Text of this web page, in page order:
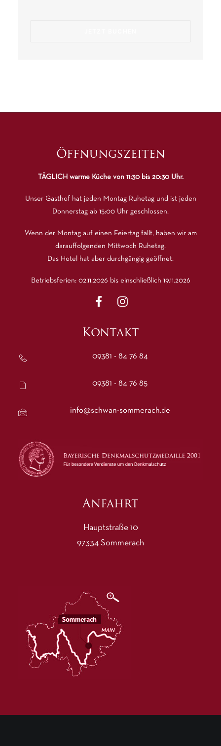
Öffnungszeiten
TÄGLICH warme Küche von 11:30 bis 20:30 Uhr.
Unser Gasthof hat jeden Montag Ruhetag und ist jeden
Donnerstag ab 15:00 Uhr geschlossen.
Wenn der Montag auf einen Feiertag fällt, haben wir am
darauffolgenden Mittwoch Ruhetag.
Das Hotel hat aber durchgängig geöffnet.
Betriebsferien: 02.11.2026 bis einschließlich 19.11.2026
Kontakt
09381 - 84 76 84
09381 - 84 76 85
info@schwan-sommerach.de
Anfahrt
Hauptstraße 10
97334 Sommerach